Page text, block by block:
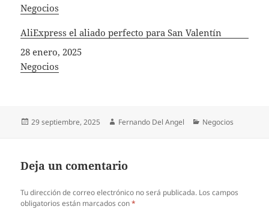
In relation to
Negocios
AliExpress el aliado perfecto para San Valentín
Fecha
28 enero, 2025
In relation to
Negocios
Publicado
29 septiembre, 2025 Autor
Fernando Del Angel Categorías
Negocios
Deja un comentario
Tu dirección de correo electrónico no será publicada. Los campos
obligatorios están marcados con*